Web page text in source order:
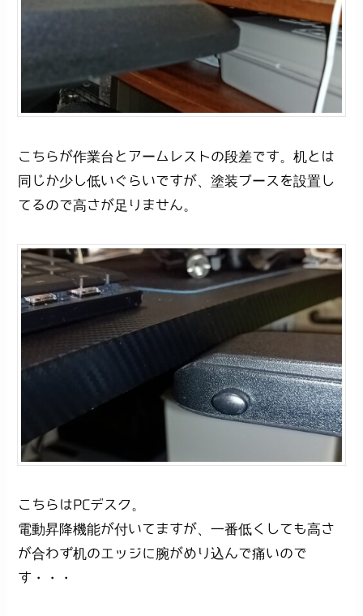
こちらが作業台とアームレストの段差です。机とは
同じか少し低いぐらいですが、塗装ブースを設置し
てるので高さが足りません。
こちらはPCデスク。
電動昇降機能が付いてますが、一番低くしても高さ
が合わず机のエッジに腕がめり込んで痛いので
す・・・